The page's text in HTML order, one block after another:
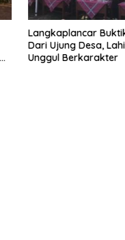
Langkaplancar
Dari Ujung Desa,
Unggul Berkarakter